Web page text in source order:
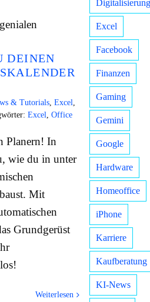
DEINEN
& Tutorials, Excel,
Excel, Office
Planern! In
wie du in unter
Mit
Grundgerüst
Weiterlesen
Digitalisierung
Excel
Facebook
Finanzen
Gaming
Gemini
Google
Hardware
Homeoffice
iPhone
Karriere
Kaufberatung
KI-News